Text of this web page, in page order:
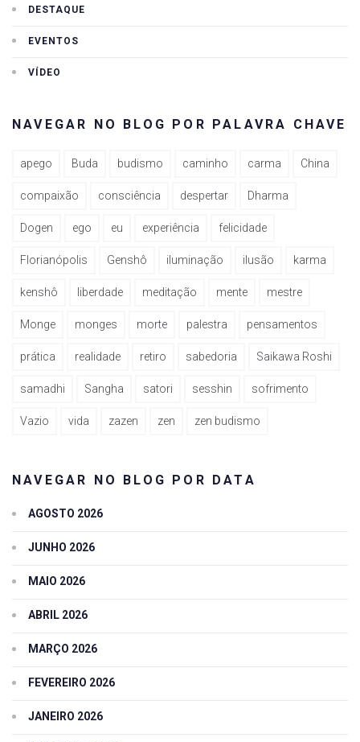
DESTAQUE
EVENTOS
VÍDEO
NAVEGAR NO BLOG POR PALAVRA CHAVE
apego Buda budismo caminho carma China
compaixão consciência despertar Dharma
Dogen ego eu experiência felicidade
Florianópolis Genshô iluminação ilusão karma
kenshô liberdade meditação mente mestre
Monge monges morte palestra pensamentos
prática realidade retiro sabedoria Saikawa Roshi
samadhi Sangha satori sesshin sofrimento
Vazio vida zazen zen zen budismo
NAVEGAR NO BLOG POR DATA
AGOSTO 2026
JUNHO 2026
MAIO 2026
ABRIL 2026
MARÇO 2026
FEVEREIRO 2026
JANEIRO 2026